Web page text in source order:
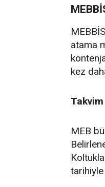
atama
kez
MEB